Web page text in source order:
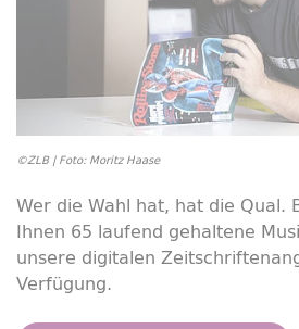
©ZLB | Foto: Moritz Haase
Wer die Wahl hat, hat die Qual.
Ihnen 65 laufend gehaltene
unsere digitalen
Verfügung.